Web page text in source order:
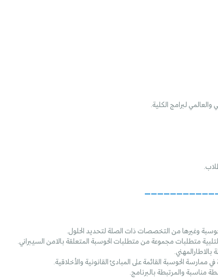
والعالمي لبرامج الكلية.
وغيرها من التخصصات ذات الصلة لتحديد الحلول.
متطلبات مجموعة من متطلبات الحوسبة المتعلقة بالامن السيبراني.
الحوسبة القائمة على المبادئ القانونية والأخلاقية.
مناسبة والمرتبطة بالبرنامج.